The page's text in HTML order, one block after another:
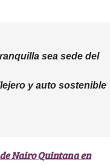
sea sede del
y auto sostenible
Nairo Quintana en